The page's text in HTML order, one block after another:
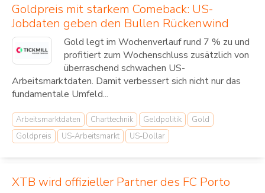
Goldpreis mit starkem Comeback: US-
Jobdaten geben den Bullen Rückenwind
Gold legt im Wochenverlauf rund 7 % zu und
profitiert zum Wochenschluss zusätzlich von
überraschend schwachen US-
Arbeitsmarktdaten. Damit verbessert sich nicht nur das
fundamentale Umfeld...
Arbeitsmarktdaten Charttechnik Geldpolitik
Gold
Goldpreis
US-Arbeitsmarkt US-Dollar
XTB wird offizieller Partner des FC Porto